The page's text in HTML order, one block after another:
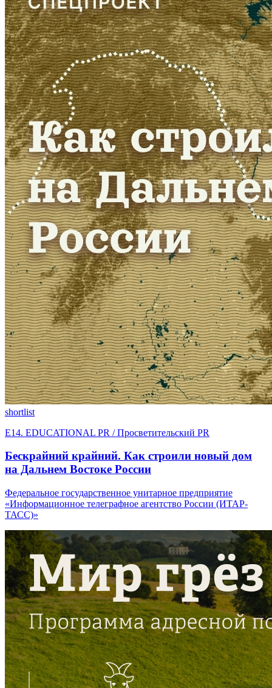
shortlist
E14. EDUCATIONAL PR / Просветительский PR
Бескрайний крайний. Как строили новый дом
на Дальнем Востоке России
Федеральное государственное унитарное предприятие
«Информационное телеграфное агентство России (ИТАР-
ТАСС)»